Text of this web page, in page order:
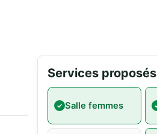
Services proposés
Salle femmes